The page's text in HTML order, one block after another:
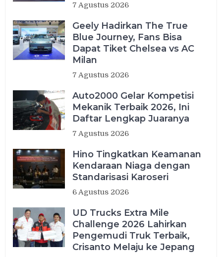
7 Agustus 2026
Geely Hadirkan The True
Blue Journey, Fans Bisa
Dapat Tiket Chelsea vs AC
Milan
7 Agustus 2026
Auto2000 Gelar Kompetisi
Mekanik Terbaik 2026, Ini
Daftar Lengkap Juaranya
7 Agustus 2026
Hino Tingkatkan Keamanan
Kendaraan Niaga dengan
Standarisasi Karoseri
6 Agustus 2026
UD Trucks Extra Mile
Challenge 2026 Lahirkan
Pengemudi Truk Terbaik,
Crisanto Melaju ke Jepang